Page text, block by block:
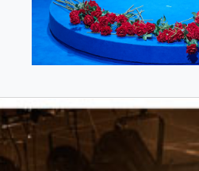
Des de
20,40€